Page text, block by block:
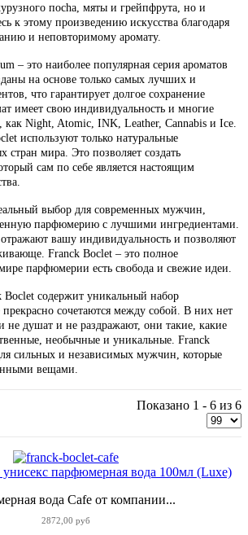
поchа, мяты и грейпфрута, но и
к этому произведению искусства благодаря
и неповторимому аромату.
– это наиболее популярная серия ароматов
на основе только самых лучших и
что гарантирует долгое сохранение
имеет свою индивидуальность и многие
как Night, Atomic, INK, Leather, Cannabis и Ice.
используют только натуральные
стран мира. Это позволяет создать
сам по себе является настоящим
выбор для современных мужчин,
парфюмерию с лучшими ингредиентами.
вашу индивидуальность и позволяют
Franck Boclet – это полное
парфюмерии есть свобода и свежие идеи.
содержит уникальный набор
сочетаются между собой. В них нет
не душат и не раздражают, они такие, какие
необычные и уникальные. Franck
сильных и независимых мужчин, которые
вещами.
Показано 1 - 6 из 6
унисекс парфюмерная вода 100мл (Luxe)
вода Cafe от компании...
2872,00 руб